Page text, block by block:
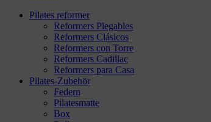
Pilates reformer
Reformers Plegables
Reformers Clásicos
Reformers con Torre
Reformers Cadillac
Reformers para Casa
Pilates-Zubehör
Federn
Pilatesmatte
Box